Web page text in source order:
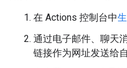
在 Actions 控制台中
通过电子邮件、聊天
链接作为网址发送给